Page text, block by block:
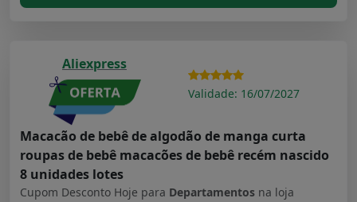
Aliexpress
Validade: 16/07/2027
Macacão de bebê de algodão de manga curta
roupas de bebê macacões de bebê recém nascido
8 unidades lotes
Cupom Desconto Hoje para Departamentos na loja